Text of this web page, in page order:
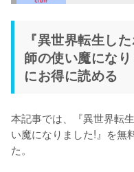
『異世界転生し
師の使い魔にな
にお得に読める
本記事では、『異世界転
い魔になりました!』を無
た。